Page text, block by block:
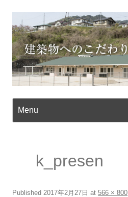
Menu
k_presen
Published 2017年2月27日 at 566 × 800